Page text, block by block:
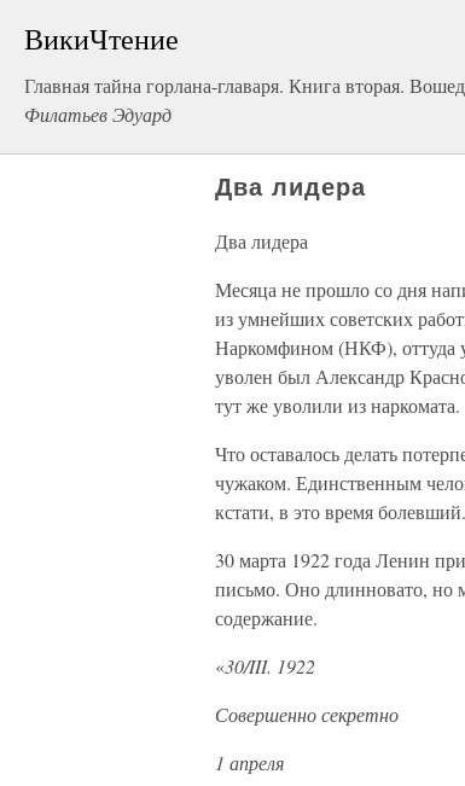
ВикиЧтение
Главная тайна горлана-главаря. Книга вторая.
Филатьев Эдуард
Два лидера
Два лидера
Месяца не прошло со дня
из умнейших советских
Наркомфином (НКФ), оттуда
уволен был Александр
тут же уволили из наркомата.
Что оставалось делать
чужаком. Единственным
кстати, в это время
30 марта 1922 года Ленин
письмо. Оно длинновато, но
содержание.
«30/III. 1922
Совершенно секретно
1 апреля